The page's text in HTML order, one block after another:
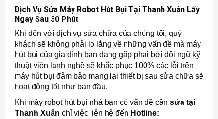
Dịch Vụ Sửa Máy Robot Hút Bụi Tại Thanh Xuân Lấy
Ngay Sau 30 Phút
Khi đến với dịch vụ sửa chữa của chúng tôi, quý
khách sẽ không phải lo lắng về những vấn đề mà máy
hút bụi của gia đình bạn đang gặp phải bởi đội ngũ kỹ
thuật viên lành nghề sẽ khắc phục 100% các lỗi trên
máy hút bụi đảm bảo mang lại thiết bị sau sửa chữa sẽ
hoạt động tốt như ban đầu.
Khi máy robot hút bụi nhà bạn có vấn đề cần sửa tại
Thanh Xuân chỉ việc liên hệ đến Hotline: